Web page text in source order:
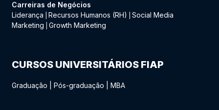
Carreiras de Negócios
Liderança
Recursos Humanos (RH)
Social Media
Marketing
Growth Marketing
CURSOS UNIVERSITÁRIOS FIAP
Graduação Pós-graduação MBA